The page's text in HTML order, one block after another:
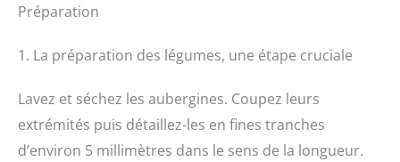
Préparation
1. La préparation des légumes, une étape cruciale
Lavez et séchez les aubergines. Coupez leurs
extrémités puis détaillez-les en fines tranches
d’environ 5 millimètres dans le sens de la longueur.